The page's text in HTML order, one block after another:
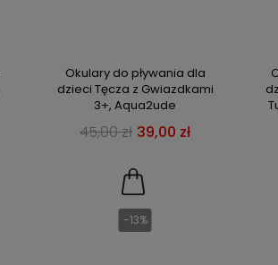
Okulary do pływania dla
dzieci Tęcza z Gwiazdkami
3+, Aqua2ude
45,00 zł 39,00 zł
-13%